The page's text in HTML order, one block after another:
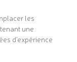
les
une
d'expérience